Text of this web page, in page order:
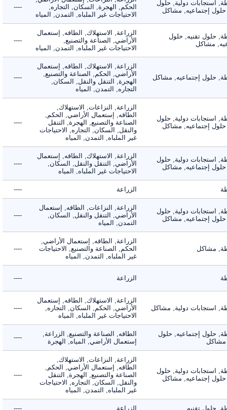
استجابات دولية, حلول
إجتماعيه, مشاكل
الحكم, الهجرة, السكان, التجاره,
الاحتياجات غير الملباه, التمدن, المياه
----
حلول تقنيه, حلول
مشاكل
الزراعة, الاستهلاك, الطاقه, إستعمال
الأراضي, الصناعة والتصنيع,
الاحتياجات غير الملباه, التمدن, المياه
----
حلول إجتماعيه, مشاكل
الزراعة, الاستهلاك, الطاقه, إستعمال
الأراضي, الحكم, الصناعة والتصنيع,
الهجرة, التنقل والنقل, السكان,
التجاره, التمدن, المياه
----
استجابات دولية, حلول
إجتماعيه, مشاكل
الزراعة, النزاعات, الاستهلاك,
الطاقه, إستعمال الأراضي, الحكم,
الصناعة والتصنيع, الهجرة, التنقل
والنقل, السكان, التجاره, الاحتياجات
غير الملباه, التمدن, المياه
----
استجابات دولية, حلول
إجتماعيه, مشاكل
الزراعة, الاستهلاك, الطاقه, إستعمال
الأراضي, التنقل والنقل, السكان,
الاحتياجات غير الملباه, المياه
----
الزراعة ----
استجابات دولية, حلول
إجتماعيه, مشاكل
الزراعة, النزاعات, الطاقه, إستعمال
الأراضي, التنقل والنقل, السكان,
التمدن, المياه
----
مشاكل
الزراعة, الطاقه, إستعمال الأراضي,
الحكم, الصناعة والتصنيع, الاحتياجات
غير الملباه, التمدن, المياه
----
الزراعة ----
استجابات دولية, مشاكل
الزراعة, الاستهلاك, الطاقه, إستعمال
الأراضي, الحكم, السكان, التجاره,
الاحتياجات غير الملباه, المياه
----
حلول إجتماعيه, حلول
الطاقه, الصناعة والتصنيع, الزراعة,
إستعمال الأراضي, المياه, الهجرة
----
استجابات دولية, حلول
إجتماعيه, مشاكل
الزراعة, النزاعات, الاستهلاك,
الطاقه, إستعمال الأراضي, الحكم,
الصناعة والتصنيع, الهجرة, التنقل
والنقل, السكان, التجاره, الاحتياجات
غير الملباه, التمدن, المياه
----
حلول تقنيه الزراعة ----